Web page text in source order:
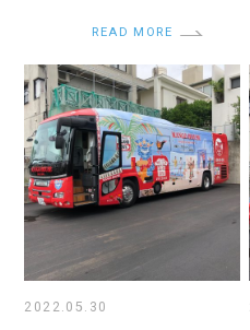
READ MORE
2022.05.30